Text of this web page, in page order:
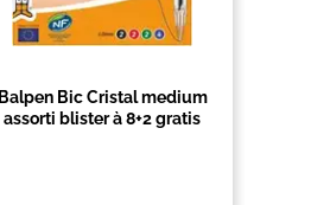
Balpen Bic Cristal medium
assorti blister à 8+2 gratis